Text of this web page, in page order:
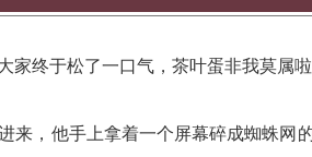
终于松了一口气，茶叶蛋非我莫属啦
，他手上拿着一个屏幕碎成蜘蛛网